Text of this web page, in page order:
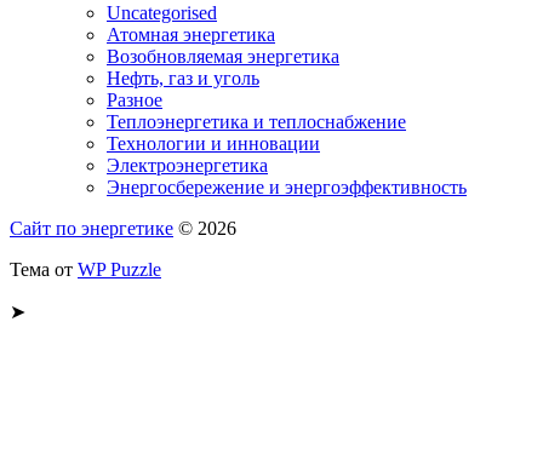
Uncategorised
Атомная энергетика
Возобновляемая энергетика
Нефть, газ и уголь
Разное
Теплоэнергетика и теплоснабжение
Технологии и инновации
Электроэнергетика
Энергосбережение и энергоэффективность
Сайт по энергетике © 2026
Тема от WP Puzzle
➤